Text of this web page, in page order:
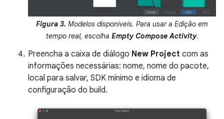
Figura 3. Modelos disponíveis. Para usar a Edição em
tempo real, escolha Empty Compose Activity.
Preencha a caixa de diálogo New Project com as
informações necessárias: nome, nome do pacote,
local para salvar, SDK mínimo e idioma de
configuração do build.